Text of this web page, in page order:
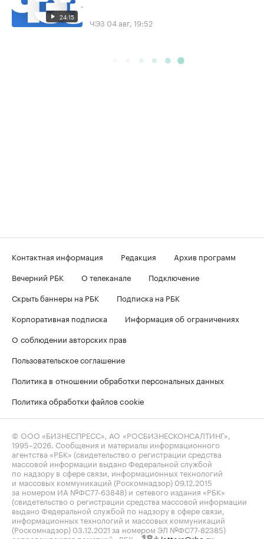
24:15 ЧЭЗ 04 авг, 19:52
Контактная информация Редакция
Архив программ
Вечерний РБК
О телеканале
Подключение
Скрыть баннеры на РБК
Подписка на РБК
Корпоративная подписка
Информация об ограничениях
О соблюдении авторских прав
Пользовательское соглашение
Политика в отношении обработки персональных данных
Политика обработки файлов cookie
© ООО «БИЗНЕСПРЕСС», АО «РОСБИЗНЕСКОНСАЛТИНГ»,
1995–2026 . Сообщения и материалы информационного
агентства «РБК» (свидетельство о регистрации средства
массовой информации выдано Федеральной службой
по надзору в сфере связи, информационных технологий
и массовых коммуникаций (Роскомнадзор) 09.12.2015
за номером ИА №ФС77-63848) и сетевого издания «РБК»
(свидетельство о регистрации средства массовой информации
выдано Федеральной службой по надзору в сфере связи,
информационных технологий и массовых коммуникаций
(Роскомнадзор) 03.12.2021 за номером ЭЛ №ФС77-82385)